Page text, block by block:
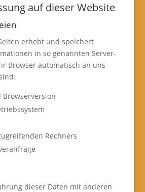
auf dieser Website
erhebt und speichert
in so genannten Server-
Browser automatisch an uns
Rechners
dieser Daten mit anderen